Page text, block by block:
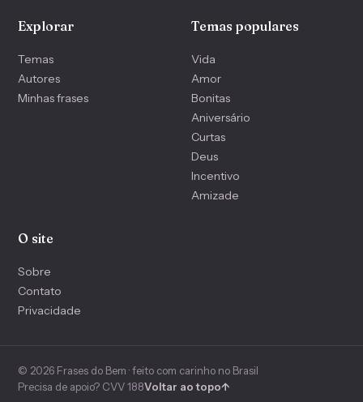
Explorar
Temas
Autores
Minhas frases
Temas populares
Vida
Amor
Bonitas
Aniversário
Curtas
Deus
Incentivo
Amizade
O site
Sobre
Contato
Privacidade
© 2026 Frases do Bem · feito com carinho no Brasil
Precisa de apoio? CVV 188Voltar ao topo↑